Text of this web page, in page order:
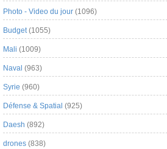
Photo - Video du jour (1096)
Budget(1055)
Mali (1009)
Naval (963)
Syrie (960)
Défense & Spatial (925)
Daesh (892)
drones (838)